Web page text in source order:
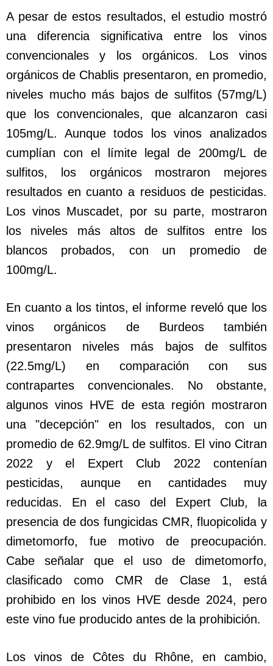
A pesar de estos resultados, el estudio mostró
una diferencia significativa entre los vinos
convencionales y los orgánicos. Los vinos
orgánicos de Chablis presentaron, en promedio,
niveles mucho más bajos de sulfitos (57mg/L)
que los convencionales, que alcanzaron casi
105mg/L. Aunque todos los vinos analizados
cumplían con el límite legal de 200mg/L de
sulfitos, los orgánicos mostraron mejores
resultados en cuanto a residuos de pesticidas.
Los vinos Muscadet, por su parte, mostraron
los niveles más altos de sulfitos entre los
blancos probados, con un promedio de
100mg/L.
En cuanto a los tintos, el informe reveló que los
vinos orgánicos de Burdeos también
presentaron niveles más bajos de sulfitos
(22.5mg/L) en comparación con sus
contrapartes convencionales. No obstante,
algunos vinos HVE de esta región mostraron
una "decepción" en los resultados, con un
promedio de 62.9mg/L de sulfitos. El vino Citran
2022 y el Expert Club 2022 contenían
pesticidas, aunque en cantidades muy
reducidas. En el caso del Expert Club, la
presencia de dos fungicidas CMR, fluopicolida y
dimetomorfo, fue motivo de preocupación.
Cabe señalar que el uso de dimetomorfo,
clasificado como CMR de Clase 1, está
prohibido en los vinos HVE desde 2024, pero
este vino fue producido antes de la prohibición.
Los vinos de Côtes du Rhône, en cambio,